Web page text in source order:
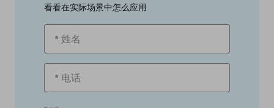
看看在实际场景中怎么应用